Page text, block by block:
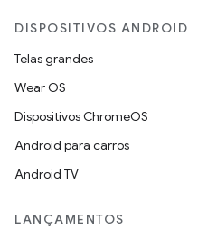
DISPOSITIVOS ANDROID
Telas grandes
Wear OS
Dispositivos ChromeOS
Android para carros
Android TV
LANÇAMENTOS